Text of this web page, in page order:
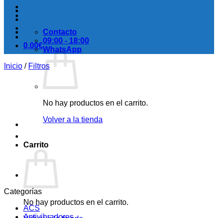
0,00€
No hay productos en el carrito.
Volver a la tienda
Carrito
No hay productos en el carrito.
Contacto
09:00 - 18:00
WhatsApp
Inicio / Filtros
Categorías
ACS